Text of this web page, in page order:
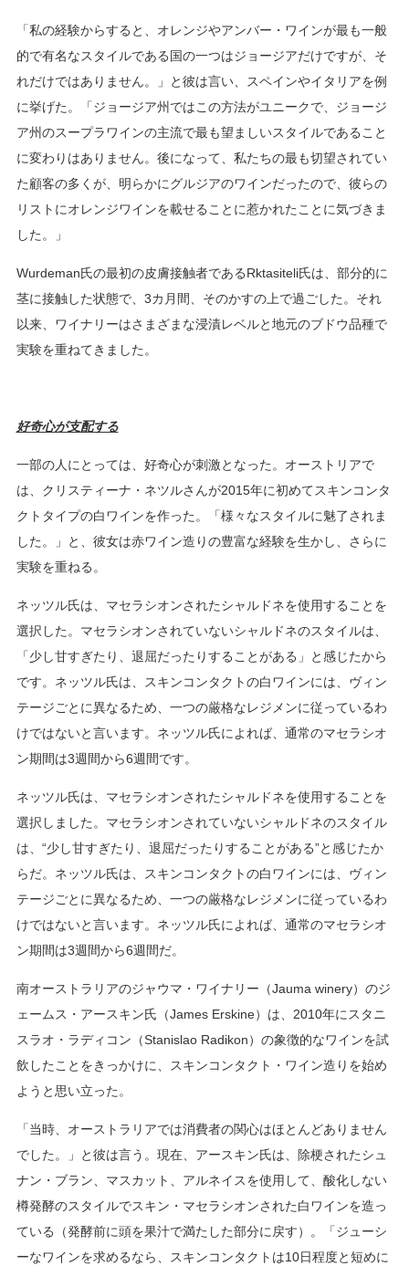
「私の経験からすると、オレンジやアンバー・ワインが最も一般
的で有名なスタイルである国の一つはジョージアだけですが、そ
れだけではありません。」と彼は言い、スペインやイタリアを例
に挙げた。「ジョージア州ではこの方法がユニークで、ジョージ
ア州のスープラワインの主流で最も望ましいスタイルであること
に変わりはありません。後になって、私たちの最も切望されてい
た顧客の多くが、明らかにグルジアのワインだったので、彼らの
リストにオレンジワインを載せることに惹かれたことに気づきま
した。」
Wurdeman氏の最初の皮膚接触者であるRktasiteli氏は、部分的に
茎に接触した状態で、3カ月間、そのかすの上で過ごした。それ
以来、ワイナリーはさまざまな浸漬レベルと地元のブドウ品種で
実験を重ねてきました。
好奇心が支配する
一部の人にとっては、好奇心が刺激となった。オーストリアで
は、クリスティーナ・ネツルさんが2015年に初めてスキンコンタ
クトタイプの白ワインを作った。「様々なスタイルに魅了されま
した。」と、彼女は赤ワイン造りの豊富な経験を生かし、さらに
実験を重ねる。
ネッツル氏は、マセラシオンされたシャルドネを使用することを
選択した。マセラシオンされていないシャルドネのスタイルは、
「少し甘すぎたり、退屈だったりすることがある」と感じたから
です。ネッツル氏は、スキンコンタクトの白ワインには、ヴィン
テージごとに異なるため、一つの厳格なレジメンに従っているわ
けではないと言います。ネッツル氏によれば、通常のマセラシオ
ン期間は3週間から6週間です。
ネッツル氏は、マセラシオンされたシャルドネを使用することを
選択しました。マセラシオンされていないシャルドネのスタイル
は、“少し甘すぎたり、退屈だったりすることがある”と感じたか
らだ。ネッツル氏は、スキンコンタクトの白ワインには、ヴィン
テージごとに異なるため、一つの厳格なレジメンに従っているわ
けではないと言います。ネッツル氏によれば、通常のマセラシオ
ン期間は3週間から6週間だ。
南オーストラリアのジャウマ・ワイナリー（Jauma winery）のジ
ェームス・アースキン氏（James Erskine）は、2010年にスタニ
スラオ・ラディコン（Stanislao Radikon）の象徴的なワインを試
飲したことをきっかけに、スキンコンタクト・ワイン造りを始め
ようと思い立った。
「当時、オーストラリアでは消費者の関心はほとんどありません
でした。」と彼は言う。現在、アースキン氏は、除梗されたシュ
ナン・ブラン、マスカット、アルネイスを使用して、酸化しない
樽発酵のスタイルでスキン・マセラシオンされた白ワインを造っ
ている（発酵前に頭を果汁で満たした部分に戻す）。「ジューシ
ーなワインを求めるなら、スキンコンタクトは10日程度と短めに